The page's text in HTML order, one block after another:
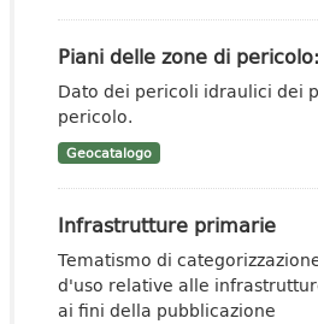
Piani delle zone di
Dato dei pericoli idraulici dei
pericolo.
Geocatalogo
Infrastrutture primarie
Tematismo di
d'uso relative alle
ai fini della pubblicazione